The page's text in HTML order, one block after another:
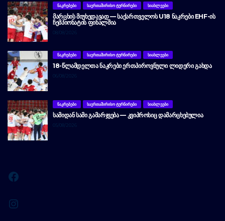
ᲜᲐᲙᲠᲔᲑᲔᲑᲘ ᲡᲐᲔᲠᲗᲐᲨᲘᲠᲘᲡᲝ ᲢᲣᲠᲜᲘᲠᲔᲑᲘ ᲡᲘᲐᲮᲚᲔᲔᲑᲘ
ᲛᲐᲠᲪᲮᲘᲡ ᲛᲘᲣᲮᲔᲓᲐᲕᲐᲓ — ᲡᲐᲥᲐᲠᲗᲕᲔᲚᲝᲡ U18 ᲜᲐᲙᲠᲔᲑᲘ EHF-ᲘᲡ
ᲩᲔᲛᲞᲘᲝᲜᲐᲢᲘᲡ ᲤᲘᲜᲐᲚᲨᲘᲐ
08/08/2026
ᲜᲐᲙᲠᲔᲑᲔᲑᲘ ᲡᲐᲔᲠᲗᲐᲨᲘᲠᲘᲡᲝ ᲢᲣᲠᲜᲘᲠᲔᲑᲘ ᲡᲘᲐᲮᲚᲔᲔᲑᲘ
18-ᲬᲚᲐᲛᲓᲔᲚᲗᲐ ᲜᲐᲙᲠᲔᲑᲘ ᲔᲠᲗᲞᲘᲠᲝᲕᲜᲣᲚᲘ ᲚᲘᲓᲔᲠᲘ ᲒᲐᲮᲓᲐ
06/08/2026
ᲜᲐᲙᲠᲔᲑᲔᲑᲘ ᲡᲐᲔᲠᲗᲐᲨᲘᲠᲘᲡᲝ ᲢᲣᲠᲜᲘᲠᲔᲑᲘ ᲡᲘᲐᲮᲚᲔᲔᲑᲘ
ᲡᲐᲛᲘᲓᲐᲜ ᲡᲐᲛᲘ ᲒᲐᲛᲐᲠᲯᲕᲔᲑᲐ — ᲙᲕᲘᲞᲠᲝᲡᲘᲪ ᲓᲐᲛᲐᲠᲪᲮᲔᲑᲣᲚᲘᲐ
05/08/2026
Facebook
Instagram